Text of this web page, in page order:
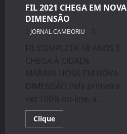
de
abril
FIL 2021 CHEGA EM NOVA
DIMENSÃO
JORNAL CAMBORIU
FIL COMPLETA 18 ANOS E
CHEGA À CIDADE
MARAVILHOSA EM NOVA
DIMENSÃO Pela primeira
vez 100% on-line, a...
CliqueRead
more